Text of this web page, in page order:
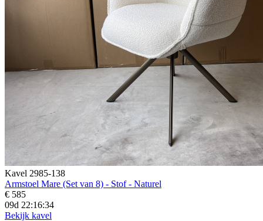
Kavel 2985-138
Armstoel Mare (Set van 8) - Stof - Naturel
€ 585
09d 22:16:33
Bekijk kavel